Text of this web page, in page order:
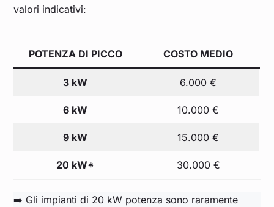
valori indicativi:
POTENZA DI PICCO COSTO MEDIO
3 kW 6.000 €
6 kW 10.000 €
9 kW 15.000 €
20 kW* 30.000 €
➡️ Gli impianti di 20 kW potenza sono raramente